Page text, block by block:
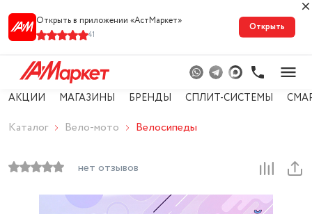
Открыть в приложении «АстМарке‪т‬»
41
Открыть
АКЦИИ МАГАЗИНЫ БРЕНДЫ СПЛИТ-СИСТЕМЫ
Каталог Вело-мото Велосипеды
нет отзывов